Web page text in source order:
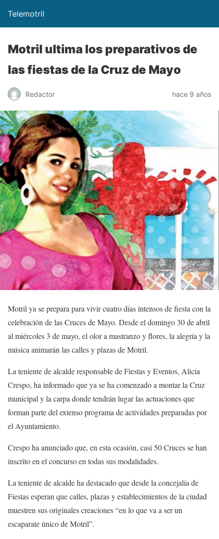
Telemotril
Motril ultima los preparativos de
las fiestas de la Cruz de Mayo
Redactor hace 9 años
Motril ya se prepara para vivir cuatro días intensos de fiesta con la
celebración de las Cruces de Mayo. Desde el domingo 30 de abril
al miércoles 3 de mayo, el olor a mastranzo y flores, la alegría y la
música animarán las calles y plazas de Motril.
La teniente de alcalde responsable de Fiestas y Eventos, Alicia
Crespo, ha informado que ya se ha comenzado a montar la Cruz
municipal y la carpa donde tendrán lugar las actuaciones que
forman parte del extenso programa de actividades preparadas por
el Ayuntamiento.
Crespo ha anunciado que, en esta ocasión, casi 50 Cruces se han
inscrito en el concurso en todas sus modalidades.
La teniente de alcalde ha destacado que desde la concejalía de
Fiestas esperan que calles, plazas y establecimientos de la ciudad
muestren sus originales creaciones “en lo que va a ser un
escaparate único de Motril”.